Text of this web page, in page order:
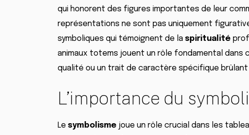
qui honorent des figures importantes de leur
représentations ne sont pas uniquement
symboliques qui témoignent de la spiritualité
animaux totems jouent un rôle fondamental dans
qualité ou un trait de caractère spécifique
L’importance du
Le symbolisme joue un rôle crucial dans les